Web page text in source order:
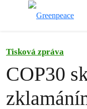
Tisková zpráva
COP30